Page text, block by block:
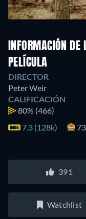
INFORMACIÓN DE
PELÍCULA
DIRECTOR
Peter Weir
CALIFICACIÓN
80% (466)
7.3 (128k)
391
Watchlist